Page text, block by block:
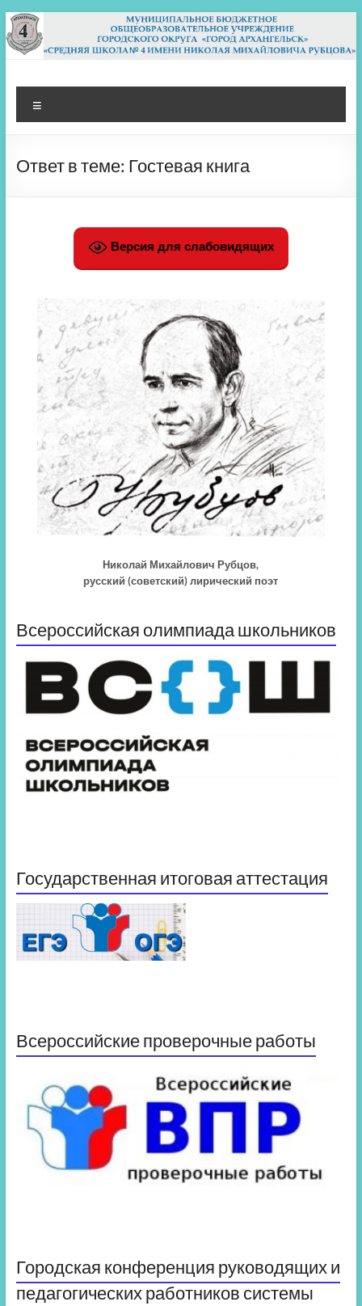
Перейти
к
содержимому
МБОУ СШ 4
Архангельск
Ответ в теме: Гостевая книга
Версия для слабовидящих
Николай Михайлович Рубцов,
русский (советский) лирический поэт
Всероссийская олимпиада школьников
Государственная итоговая аттестация
Всероссийские проверочные работы
Городская конференция руководящих и
педагогических работников системы